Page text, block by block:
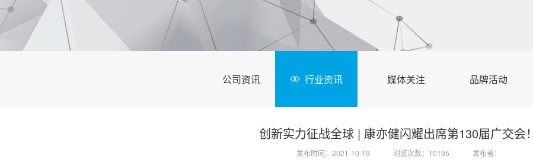
公司资讯 行业资讯 媒体关注 品牌活动
创新实力征战全球 | 康亦健闪耀出席第130届广交会！
发布时间：2021-10-19 浏览次数：10195 发布者：